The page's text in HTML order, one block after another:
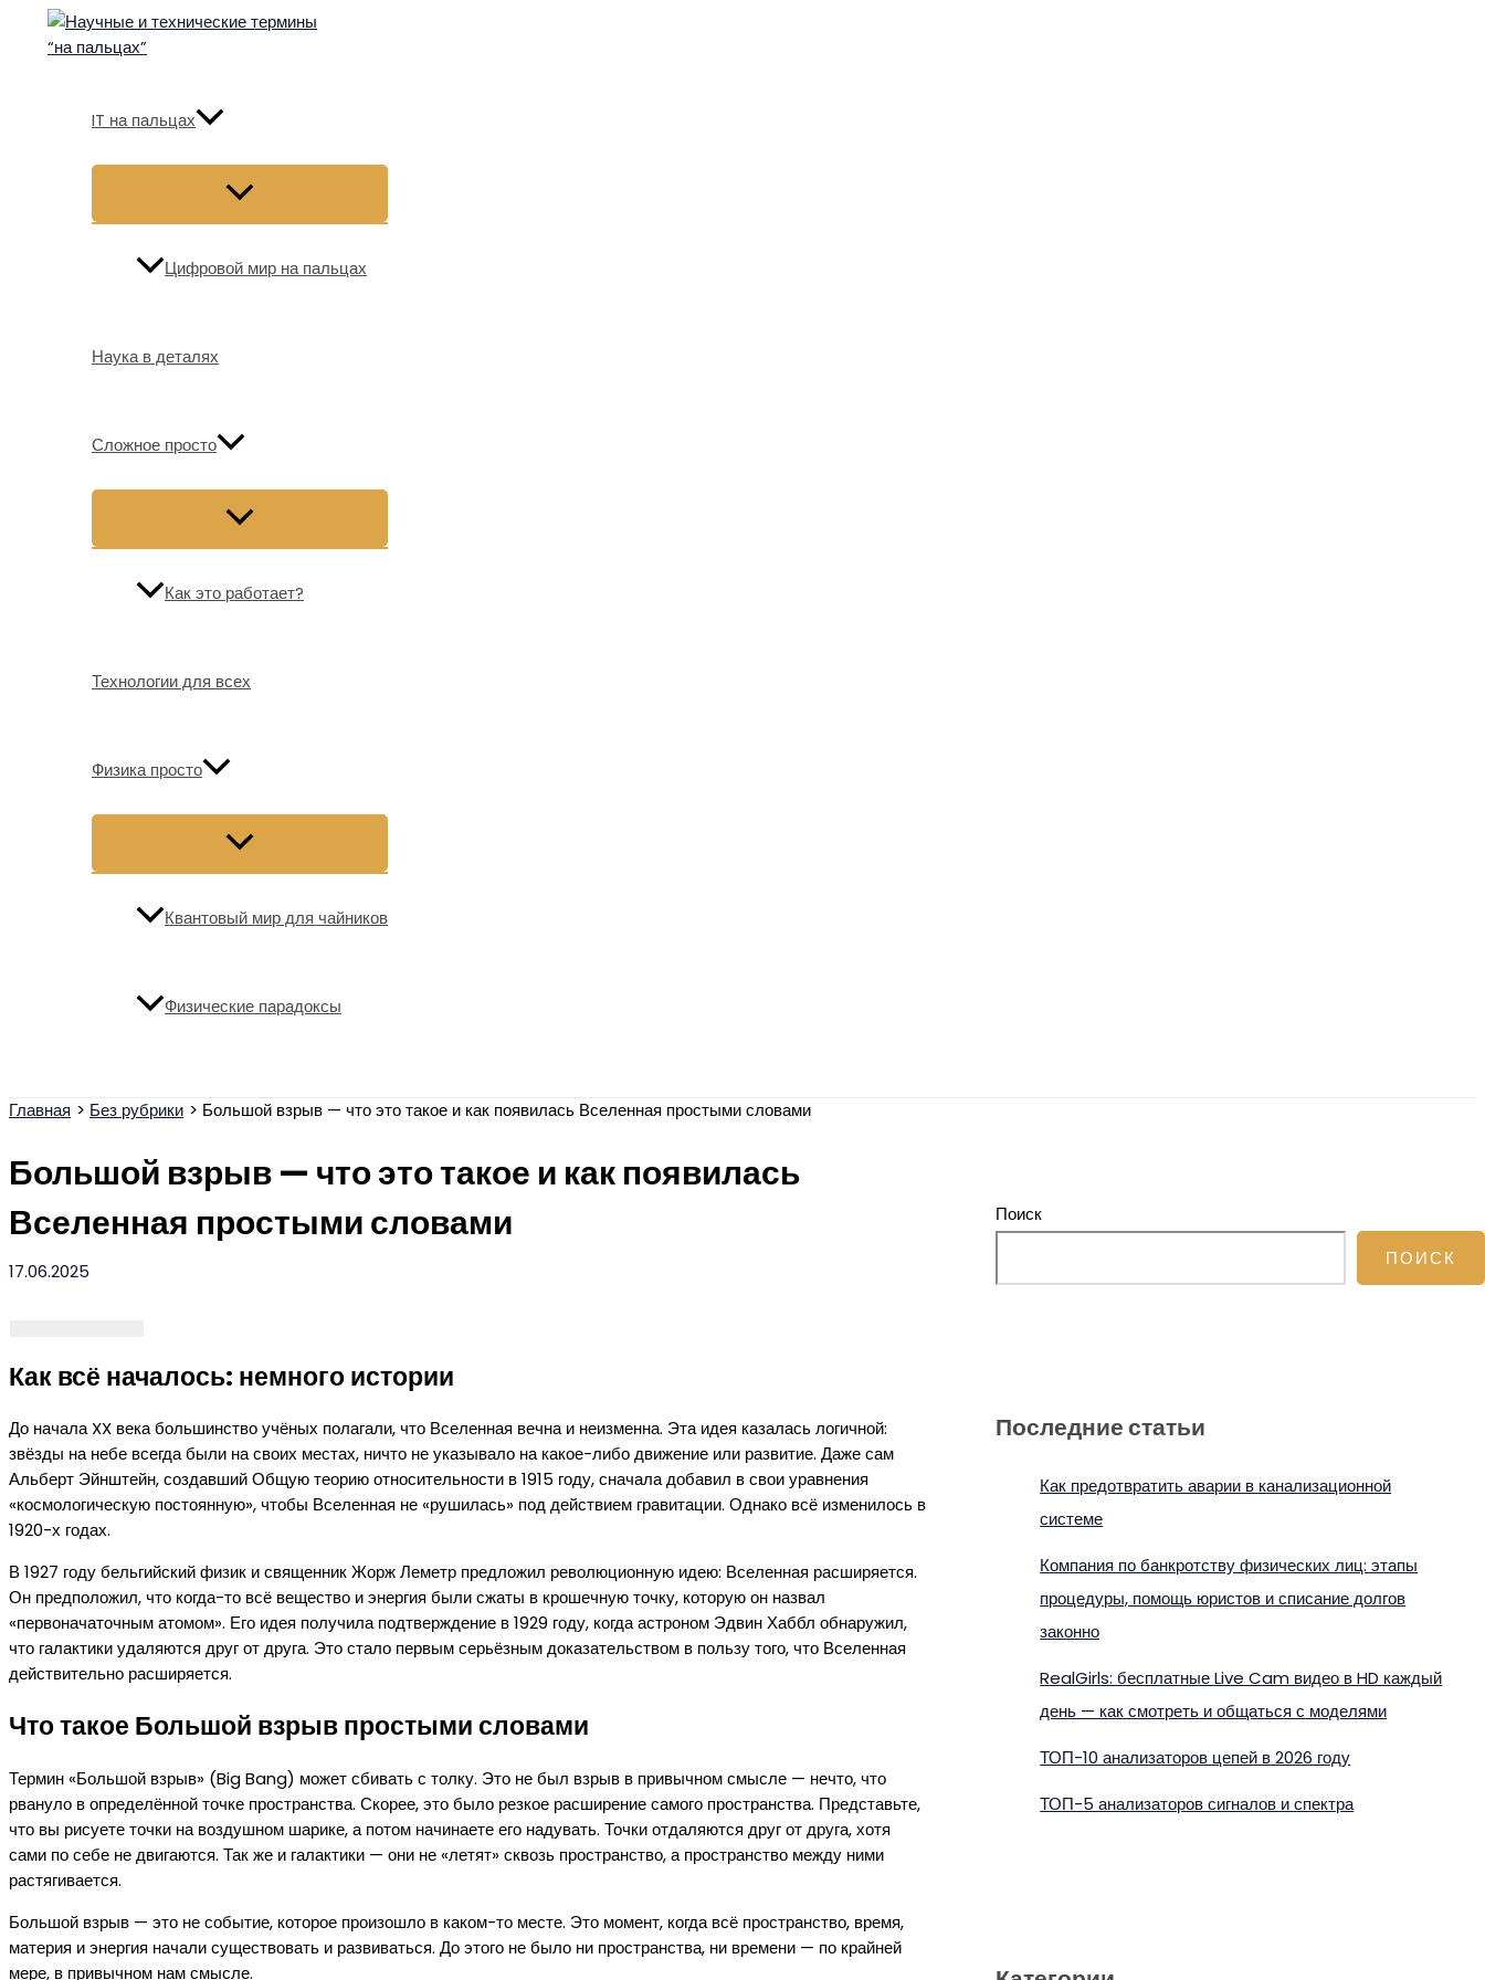
Перейти
IT на пальцах
Цифровой мир на пальцах
Наука в деталях
Сложное просто
Как это работает?
Технологии для всех
Физика просто
Квантовый мир для чайников
Физические парадоксы
Главная Без рубрики Большой взрыв — что это такое и как появилась Вселенная простыми словами
Большой взрыв — что это такое и как появилась
Вселенная простыми словами
17.06.2025
Как всё началось: немного истории
До начала XX века большинство учёных полагали, что Вселенная вечна и неизменна. Эта идея казалась логичной:
звёзды на небе всегда были на своих местах, ничто не указывало на какое-либо движение или развитие. Даже сам
Альберт Эйнштейн, создавший Общую теорию относительности в 1915 году, сначала добавил в свои уравнения
«космологическую постоянную», чтобы Вселенная не «рушилась» под действием гравитации. Однако всё изменилось в
1920-х годах.
В 1927 году бельгийский физик и священник Жорж Леметр предложил революционную идею: Вселенная расширяется.
Он предположил, что когда-то всё вещество и энергия были сжаты в крошечную точку, которую он назвал
«первоначаточным атомом». Его идея получила подтверждение в 1929 году, когда астроном Эдвин Хаббл обнаружил,
что галактики удаляются друг от друга. Это стало первым серьёзным доказательством в пользу того, что Вселенная
действительно расширяется.
Что такое Большой взрыв простыми словами
Термин «Большой взрыв» (Big Bang) может сбивать с толку. Это не был взрыв в привычном смысле — нечто, что
рвануло в определённой точке пространства. Скорее, это было резкое расширение самого пространства. Представьте,
что вы рисуете точки на воздушном шарике, а потом начинаете его надувать. Точки отдаляются друг от друга, хотя
сами по себе не двигаются. Так же и галактики — они не «летят» сквозь пространство, а пространство между ними
растягивается.
Большой взрыв — это не событие, которое произошло в каком-то месте. Это момент, когда всё пространство, время,
материя и энергия начали существовать и развиваться. До этого не было ни пространства, ни времени — по крайней
мере, в привычном нам смысле.
Поиск
ПОИСК
Последние статьи
Как предотвратить аварии в канализационной
системе
Компания по банкротству физических лиц: этапы
процедуры, помощь юристов и списание долгов
законно
RealGirls: бесплатные Live Cam видео в HD каждый
день — как смотреть и общаться с моделями
ТОП-10 анализаторов цепей в 2026 году
ТОП-5 анализаторов сигналов и спектра